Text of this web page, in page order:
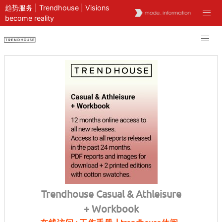
趋势服务 | Trendhouse | Visions
become reality
Trendhouse Casual & Athleisure
+ Workbook